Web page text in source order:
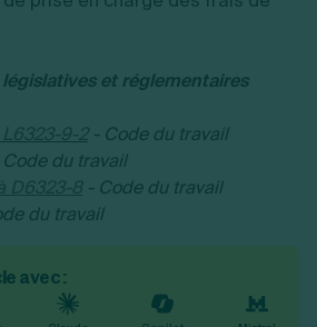
et réglementaires
L6323-9-2- Code du travail
du travail
D6323-8 - Code du travail
du travail
avec :